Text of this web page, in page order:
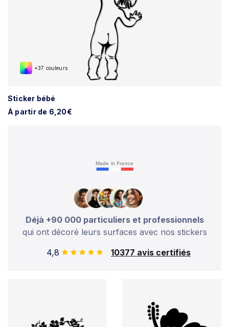
+37 couleurs
Sticker bébé
À partir de 6,20€
Made in France
Déjà +90 000 particuliers et professionnels
qui ont décoré leurs surfaces avec nos stickers
4,8
10377 avis certifiés